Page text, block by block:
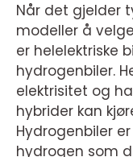
Når det gjelder
modeller å
er helelektriske
hydrogenbiler.
elektrisitet og
hybrider kan
Hydrogenbiler
hydrogen som